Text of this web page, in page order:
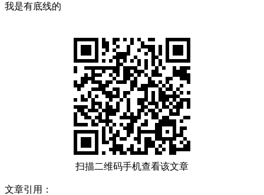
我是有底线的
扫描二维码手机查看该文章
文章引用：